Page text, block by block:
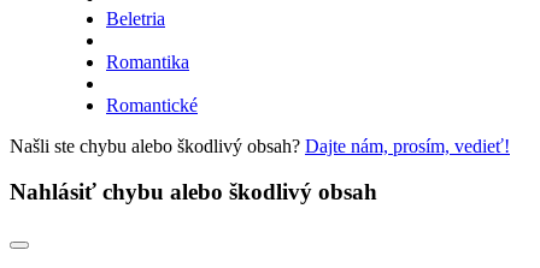
Beletria
Romantika
Romantické
Našli ste chybu alebo škodlivý obsah? Dajte nám, prosím, vedieť!
Nahlásiť chybu alebo škodlivý obsah